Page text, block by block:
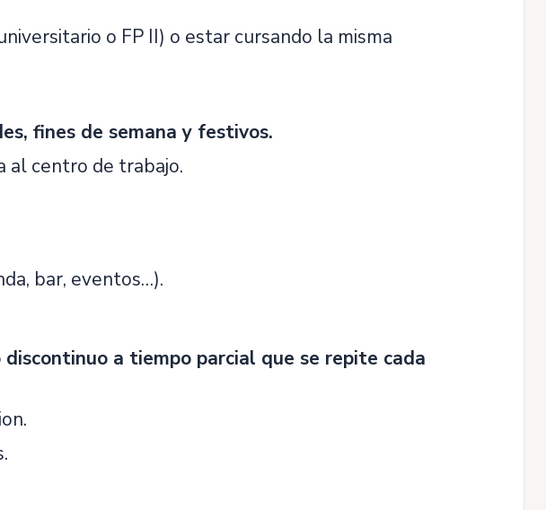
o FP II) o estar cursando la misma
fines de semana y festivos.
al centro de trabajo.
bar, eventos…).
a tiempo parcial que se repite cada